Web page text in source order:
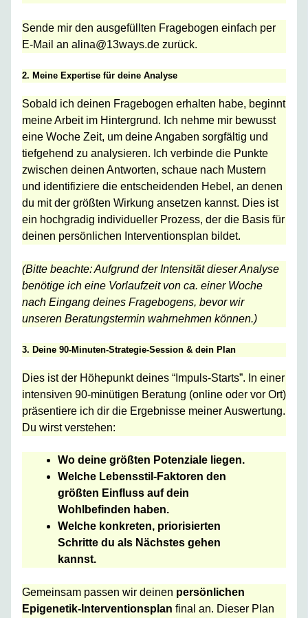
Sende mir den ausgefüllten Fragebogen einfach per
E-Mail an alina@13ways.de zurück.
2. Meine Expertise für deine Analyse
Sobald ich deinen Fragebogen erhalten habe, beginnt
meine Arbeit im Hintergrund. Ich nehme mir bewusst
eine Woche Zeit, um deine Angaben sorgfältig und
tiefgehend zu analysieren. Ich verbinde die Punkte
zwischen deinen Antworten, schaue nach Mustern
und identifiziere die entscheidenden Hebel, an denen
du mit der größten Wirkung ansetzen kannst. Dies ist
ein hochgradig individueller Prozess, der die Basis für
deinen persönlichen Interventionsplan bildet.
(Bitte beachte: Aufgrund der Intensität dieser Analyse
benötige ich eine Vorlaufzeit von ca. einer Woche
nach Eingang deines Fragebogens, bevor wir
unseren Beratungstermin wahrnehmen können.)
3. Deine 90-Minuten-Strategie-Session & dein Plan
Dies ist der Höhepunkt deines “Impuls-Starts”. In einer
intensiven 90-minütigen Beratung (online oder vor Ort)
präsentiere ich dir die Ergebnisse meiner Auswertung.
Du wirst verstehen:
Wo deine größten Potenziale liegen.
Welche Lebensstil-Faktoren den
größten Einfluss auf dein
Wohlbefinden haben.
Welche konkreten, priorisierten
Schritte du als Nächstes gehen
kannst.
Gemeinsam passen wir deinen persönlichen
Epigenetik-Interventionsplan final an. Dieser Plan